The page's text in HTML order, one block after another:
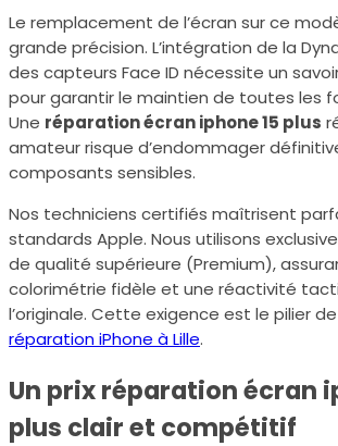
Le remplacement de l’écran sur ce
grande précision. L’intégration de la
des capteurs Face ID nécessite un
pour garantir le maintien de toutes les
Une réparation écran iphone 15 plus
amateur risque d’endommager
composants sensibles.
Nos techniciens certifiés maîtrisent
standards Apple. Nous utilisons
de qualité supérieure (Premium),
colorimétrie fidèle et une réactivité
l’originale. Cette exigence est le pilier
réparation iPhone à Lille.
Un prix réparation écran
plus clair et compétitif